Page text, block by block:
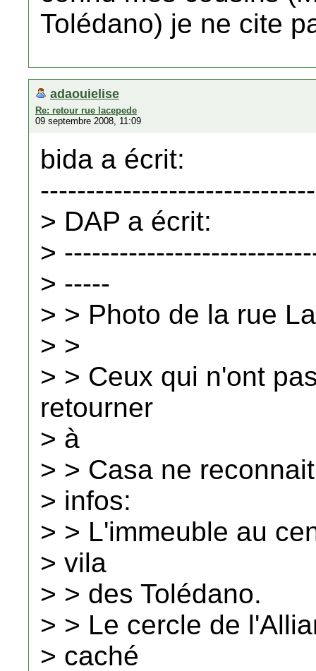
Tolédano) je ne cite
adaouielise
Re: retour rue lacepede
09 septembre 2008, 11:09
bida a écrit:
> DAP a écrit:
>
> -----
> > Photo de la rue
> >
> > Ceux qui n'ont
retourner
> à
> > Casa ne
> infos:
> > L'immeuble au
> vila
> > des Tolédano.
> > Le cercle de
> caché